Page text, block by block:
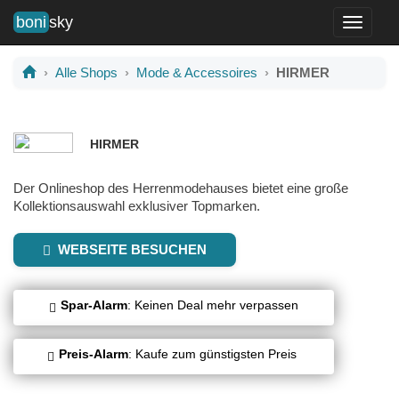
Toggle
boni sky
Alle Shops Mode & Accessoires HIRMER
HIRMER
Der Onlineshop des Herrenmodehauses bietet eine große
Kollektionsauswahl exklusiver Topmarken.
WEBSEITE BESUCHEN
Spar-Alarm: Keinen Deal mehr verpassen
Preis-Alarm: Kaufe zum günstigsten Preis